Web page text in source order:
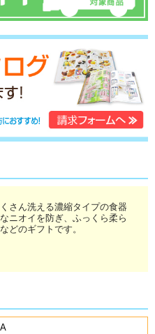
さん洗える濃縮タイプの食器
ニオイを防ぎ、ふっくら柔ら
どのギフトです。